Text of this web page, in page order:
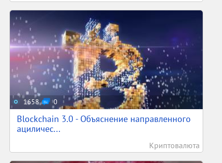
1658 0
Blockchain 3.0 - Объяснение направленного
ациличес...
Криптовалюта